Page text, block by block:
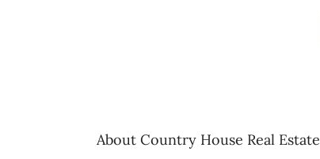
About Country House Real Estate